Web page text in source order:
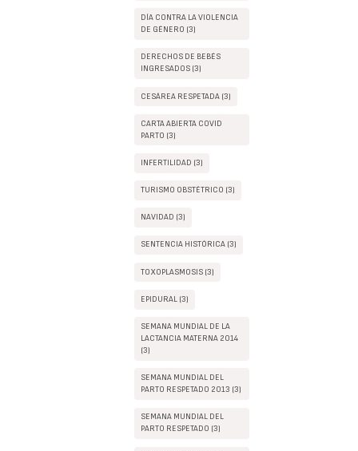
DÍA CONTRA LA VIOLENCIA
DE GÉNERO (3)
DERECHOS DE BEBÉS
INGRESADOS (3)
CESÁREA RESPETADA (3)
CARTA ABIERTA COVID
PARTO (3)
INFERTILIDAD (3)
TURISMO OBSTÉTRICO (3)
NAVIDAD (3)
SENTENCIA HISTÓRICA (3)
TOXOPLASMOSIS (3)
EPIDURAL (3)
SEMANA MUNDIAL DE LA
LACTANCIA MATERNA 2014
(3)
SEMANA MUNDIAL DEL
PARTO RESPETADO 2013 (3)
SEMANA MUNDIAL DEL
PARTO RESPETADO (3)